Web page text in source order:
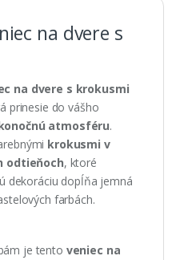
na dvere s
na dvere s krokusmi
prinesie do vášho
atmosféru.
krokusmi v
odtieňoch, ktoré
dekoráciu dopĺňa jemná
farbách.
je tento veniec na